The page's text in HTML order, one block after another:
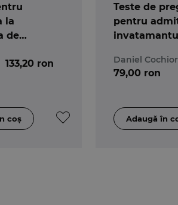
la
de
133,20 ron
Teste de
pentru
Daniel Cochior
79,00 ron